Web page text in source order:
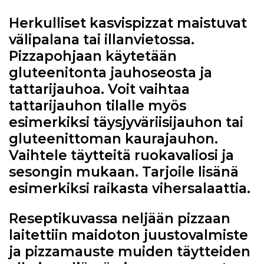
Herkulliset kasvispizzat maistuvat
välipalana tai illanvietossa.
Pizzapohjaan käytetään
gluteenitonta jauhoseosta ja
tattarijauhoa. Voit vaihtaa
tattarijauhon tilalle myös
esimerkiksi täysjyväriisijauhon tai
gluteenittoman kaurajauhon.
Vaihtele täytteitä ruokavaliosi ja
sesongin mukaan. Tarjoile lisänä
esimerkiksi raikasta vihersalaattia.
Reseptikuvassa neljään pizzaan
laitettiin maidoton juustovalmiste
ja pizzamauste muiden täytteiden